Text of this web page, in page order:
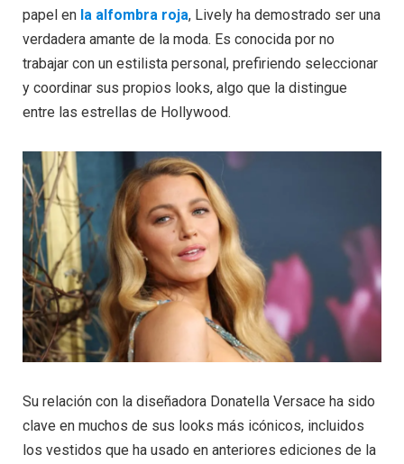
papel en la alfombra roja, Lively ha demostrado ser una
verdadera amante de la moda. Es conocida por no
trabajar con un estilista personal, prefiriendo seleccionar
y coordinar sus propios looks, algo que la distingue
entre las estrellas de Hollywood.
Su relación con la diseñadora Donatella Versace ha sido
clave en muchos de sus looks más icónicos, incluidos
los vestidos que ha usado en anteriores ediciones de la